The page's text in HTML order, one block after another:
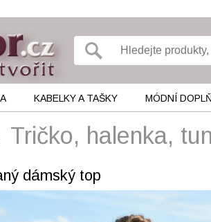
KABELKY A TAŠKY MÓDNÍ
Tričko, halenka,
dámský top